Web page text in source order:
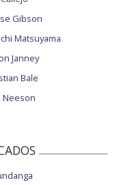
Gibson
Matsuyama
Janney
Bale
Neeson